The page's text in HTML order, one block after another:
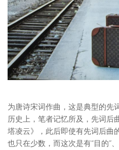
为唐诗宋词作曲，这是典型的先
历史上，笔者记忆所及，先词后
塔凌云》，此后即使有先词后曲
也只在少数，而这次是有“目的”